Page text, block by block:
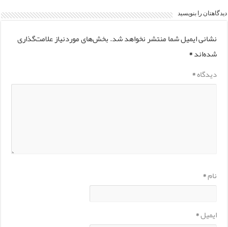
دیدگاهتان را بنویسید
نشانی ایمیل شما منتشر نخواهد شد.بخش‌های موردنیاز علامت‌گذاری
شده‌اند*
دیدگاه*
نام*
ایمیل*